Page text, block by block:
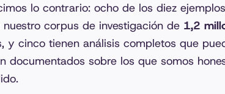
lo contrario: ocho de los diez
corpus de investigación de 1,2
y cinco tienen análisis completos que
documentados sobre los que somos